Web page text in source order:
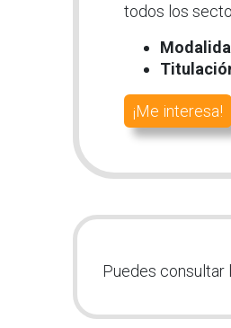
todos los
¡Me interesa!
Puedes